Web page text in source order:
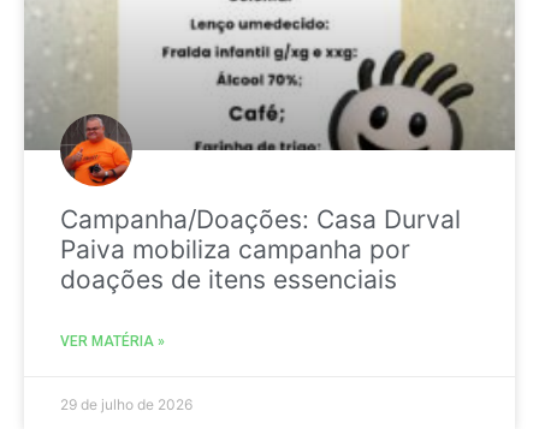
Campanha/Doações: Casa Durval
Paiva mobiliza campanha por
doações de itens essenciais
VER MATÉRIA »
29 de julho de 2026